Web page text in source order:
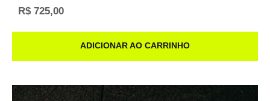
R$725,00
ADICIONAR AO CARRINHO